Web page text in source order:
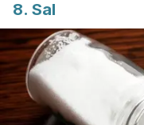
8. Sal